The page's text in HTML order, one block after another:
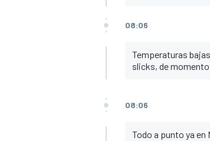
08:06
Temperaturas
slicks, de momento
08:06
Todo a punto ya